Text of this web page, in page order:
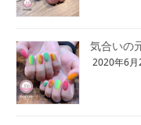
気合いの
2020年6月